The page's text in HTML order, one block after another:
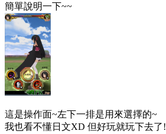
簡單說明一下~~
這是操作面~左下一排是用來選擇的~
我也看不懂日文XD 但好玩就玩下去了!